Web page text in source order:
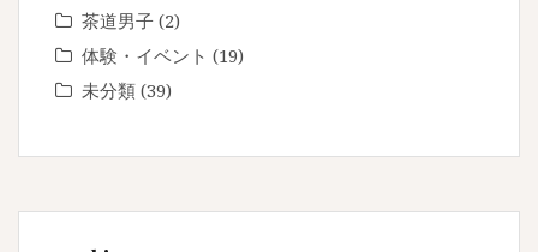
茶道男子 (2)
体験・イベント (19)
未分類 (39)